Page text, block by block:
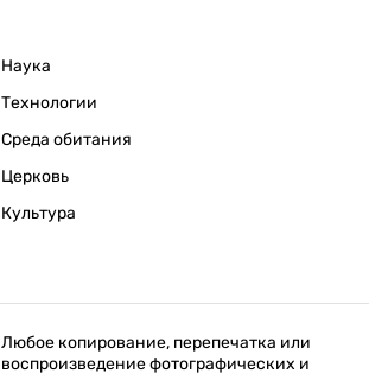
Наука
Технологии
Среда обитания
Церковь
Культура
Любое копирование, перепечатка или
воспроизведение фотографических и